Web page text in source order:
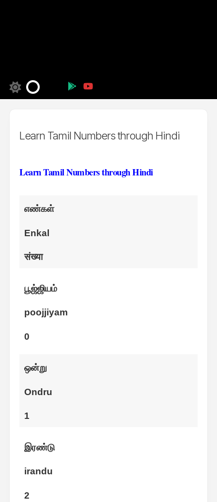
Learn Tamil Numbers through Hindi
Learn Tamil Numbers through Hindi
எண்கள்
Enkal
संख्या
பூஜ்ஜியம்
poojjiyam
0
ஒன்று
Ondru
1
இரண்டு
irandu
2